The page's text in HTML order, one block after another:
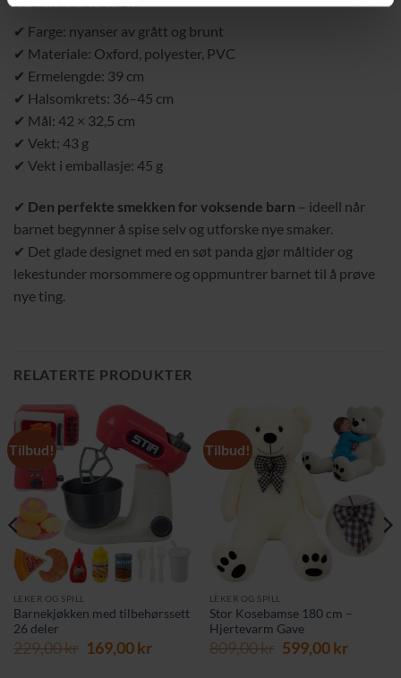
✔ Farge: nyanser av grått og brunt
✔ Materiale: Oxford, polyester, PVC
✔ Ermelengde: 39 cm
✔ Halsomkrets: 36–45 cm
✔ Mål: 42 × 32,5 cm
✔ Vekt: 43 g
✔ Vekt i emballasje: 45 g
✔ Den perfekte smekken for voksende barn – ideell når
barnet begynner å spise selv og utforske nye smaker.
✔ Det glade designet med en søt panda gjør måltider og
lekestunder morsommere og oppmuntrer barnet til å prøve
nye ting.
RELATERTE PRODUKTER
Tilbud!
LEKER OG SPILL
Barnekjøkken med tilbehørssett
26 deler
229,00kr Opprinnelig
169,00krNåværende
Tilbud!
LEKER OG SPILL
Stor Kosebamse 180 cm –
Hjertevarm Gave
809,00kr Opprinnelig
599,00kr